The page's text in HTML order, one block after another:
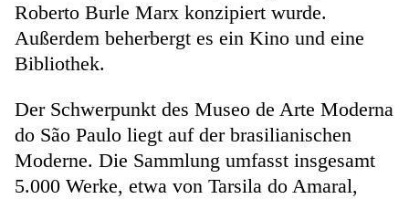
Roberto Burle Marx konzipiert wurde.
Außerdem beherbergt es ein Kino und eine
Bibliothek.
Der Schwerpunkt des Museo de Arte Moderna
do São Paulo liegt auf der brasilianischen
Moderne. Die Sammlung umfasst insgesamt
5.000 Werke, etwa von Tarsila do Amaral,